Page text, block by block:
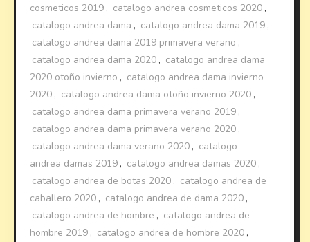
cosmeticos 2019 , catalogo andrea cosmeticos 2020 ,
catalogo andrea dama , catalogo andrea dama 2019 ,
catalogo andrea dama 2019 primavera verano ,
catalogo andrea dama 2020 , catalogo andrea dama
2020 otoño invierno , catalogo andrea dama invierno
2020 , catalogo andrea dama otoño invierno 2020 ,
catalogo andrea dama primavera verano 2019 ,
catalogo andrea dama primavera verano 2020 ,
catalogo andrea dama verano 2020 , catalogo
andrea damas 2019 , catalogo andrea damas 2020 ,
catalogo andrea de botas 2020 , catalogo andrea de
caballero 2020 , catalogo andrea de dama 2020 ,
catalogo andrea de hombre , catalogo andrea de
hombre 2019 , catalogo andrea de hombre 2020 ,